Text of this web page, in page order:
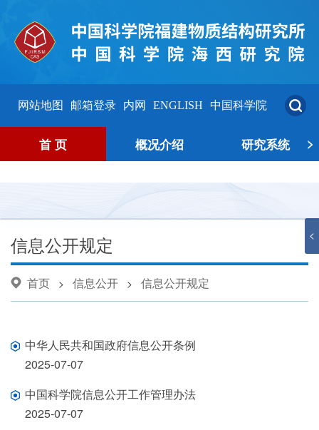
网站地图 邮箱登录 内网 ENGLISH 中国科学院
首 页 概况介绍 研究系统 >
<
信息公开规定
首页 > 信息公开 > 信息公开规定
中华人民共和国政府信息公开条例
2025-07-07
中国科学院信息公开工作管理办法
2025-07-07